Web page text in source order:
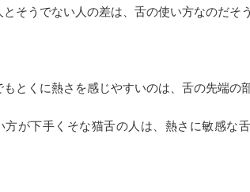
そうでない人の差は、舌の使い方なのだそう
とくに熱さを感じやすいのは、舌の先端の部
方が下手くそな猫舌の人は、熱さに敏感な